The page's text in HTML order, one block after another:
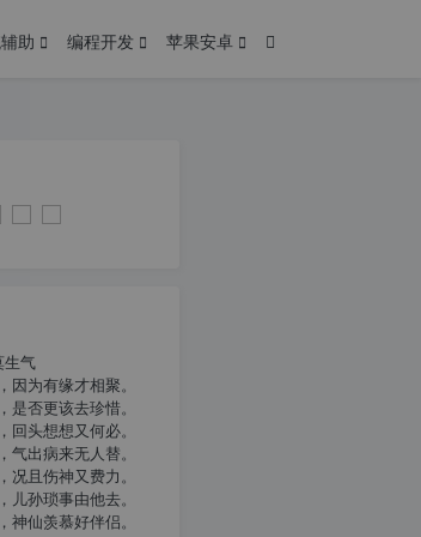
助 编程开发 苹果安卓
生气
因为有缘才相聚。
是否更该去珍惜。
回头想想又何必。
气出病来无人替。
况且伤神又费力。
儿孙琐事由他去。
神仙羡慕好伴侣。